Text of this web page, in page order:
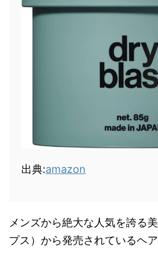
出典:amazon
メンズから絶大な人気を誇る
プス）から発売されているヘア